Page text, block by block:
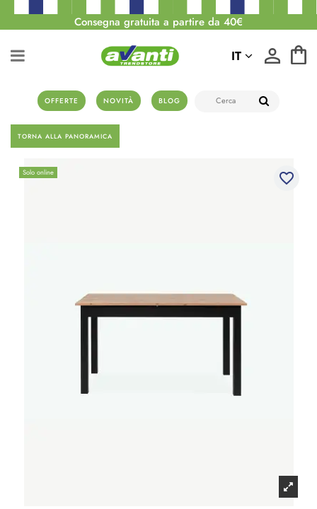
Consegna gratuita a partire da 40€
OFFERTE NOVITÀ BLOG
IT
TORNA ALLA PANORAMICA
Solo online favorite_border